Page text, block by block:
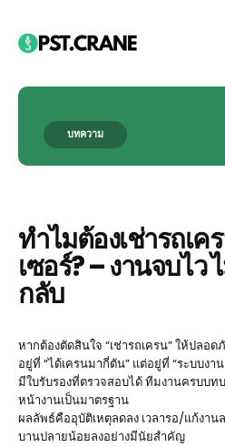
บทความ
Blog Single
ทำไมต้องเช่ารถเ
เซอร์? – งานจบไว
กลับ
หากต้องตัดสินใจ “เช่ารถเครน” ให้ปลอ
อยู่ที่ “ได้เครนมากี่ตัน” แต่อยู่ที่ “ระบบงา
มีใบรับรองที่ตรวจสอบได้ ทีมงานครบบท
หน้างานเป็นมาตรฐาน
ผลลัพธ์คืออุบัติเหตุลดลง เวลารอ/แก้งาน
บานปลายน้อยลงอย่างมีนัยสำคัญ